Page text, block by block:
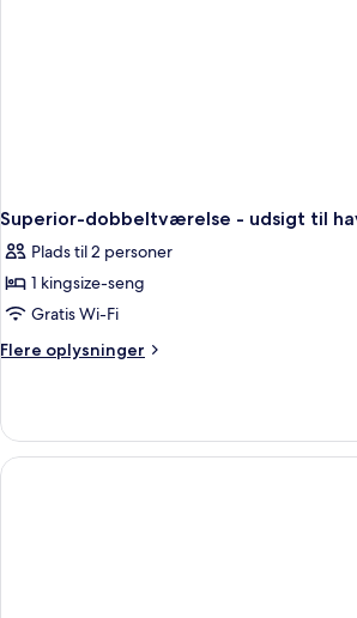
Superior-dobbeltværelse - udsigt til
Plads til 2 personer
1 kingsize-seng
Gratis Wi-Fi
Flere oplysninger
Flere
dobbeltværelse
udsigt